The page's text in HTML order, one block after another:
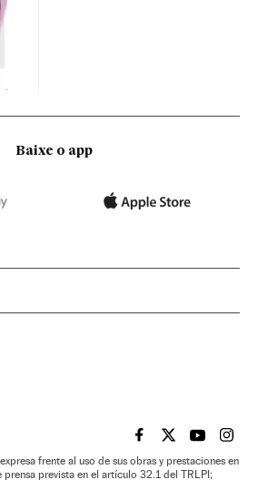
Baixe o app
EL PAÍS BRASIL EN
EL PAÍSEL PAÍS
EL
frente al uso de sus obras y prestaciones en
prensa prevista en el artículo 32.1 del TRLPI;